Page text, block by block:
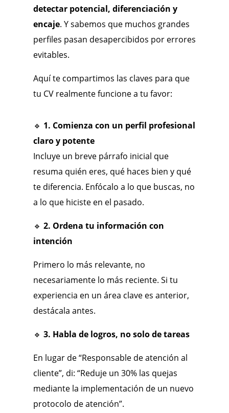
detectar potencial, diferenciación y
encaje. Y sabemos que muchos grandes
perfiles pasan desapercibidos por errores
evitables.
Aquí te compartimos las claves para que
tu CV realmente funcione a tu favor:
🔹 1. Comienza con un perfil profesional
claro y potente
Incluye un breve párrafo inicial que
resuma quién eres, qué haces bien y qué
te diferencia. Enfócalo a lo que buscas, no
a lo que hiciste en el pasado.
🔹 2. Ordena tu información con
intención
Primero lo más relevante, no
necesariamente lo más reciente. Si tu
experiencia en un área clave es anterior,
destácala antes.
🔹 3. Habla de logros, no solo de tareas
En lugar de “Responsable de atención al
cliente”, di: “Reduje un 30% las quejas
mediante la implementación de un nuevo
protocolo de atención”.